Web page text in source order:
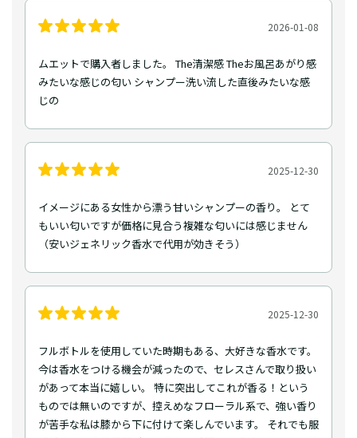
2026-01-08
ムエットで購入者しました。 The清潔感 Theお風呂あがり感
みたいな感じの匂い シャンプー洗い流した直後みたいな感
じの
2025-12-30
イメージにある女性から漂う甘いシャンプーの香り。 とて
もいい匂いですが価格に見合う複雑な匂いには感じません
（安いジェネリック香水で代用が効きそう）
2025-12-30
フルボトルを使用していた時期もある、大好きな香水です。
今は香水をつける機会が減ったので、セレスさんで取り扱い
があって本当に嬉しい。 特に突出してこれが香る！という
ものでは無いのですが、控えめなフローラル系で、強い香り
が苦手な私は膝から下に付けて楽しんでいます。 それでも服